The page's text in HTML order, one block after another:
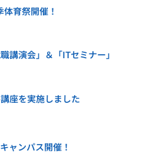
育祭開催！
講演会」＆「ITセミナー」
座を実施しました
ャンパス開催！